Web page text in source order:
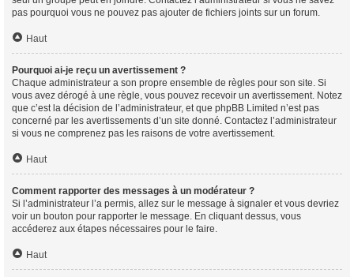
pas pourquoi vous ne pouvez pas ajouter de fichiers joints sur un forum.
Haut
Pourquoi ai-je reçu un avertissement ?
Chaque administrateur a son propre ensemble de règles pour son site. Si
vous avez dérogé à une règle, vous pouvez recevoir un avertissement. Notez
que c’est la décision de l’administrateur, et que phpBB Limited n’est pas
concerné par les avertissements d’un site donné. Contactez l’administrateur
si vous ne comprenez pas les raisons de votre avertissement.
Haut
Comment rapporter des messages à un modérateur ?
Si l’administrateur l’a permis, allez sur le message à signaler et vous devriez
voir un bouton pour rapporter le message. En cliquant dessus, vous
accéderez aux étapes nécessaires pour le faire.
Haut